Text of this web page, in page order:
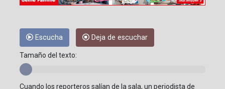
Escucha Deja de escuchar
Tamaño del texto:
Cuando los reporteros salían de la sala, un periodista de